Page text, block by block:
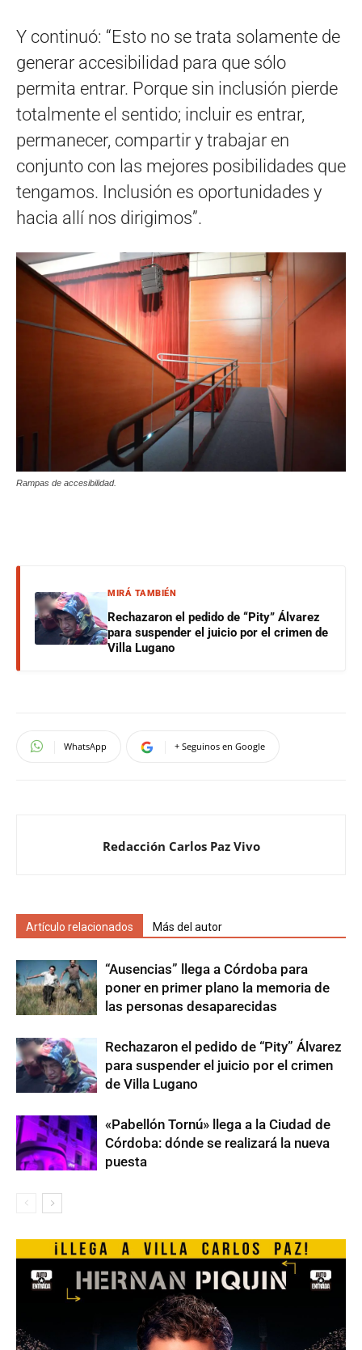
Y continuó: “Esto no se trata solamente de
generar accesibilidad para que sólo
permita entrar. Porque sin inclusión pierde
totalmente el sentido; incluir es entrar,
permanecer, compartir y trabajar en
conjunto con las mejores posibilidades que
tengamos. Inclusión es oportunidades y
hacia allí nos dirigimos”.
Rampas de accesibilidad.
MIRÁ TAMBIÉN
Rechazaron el pedido de “Pity” Álvarez
para suspender el juicio por el crimen de
Villa Lugano
WhatsApp + Seguinos en Google
Redacción Carlos Paz Vivo
Artículo relacionados Más del autor
“Ausencias” llega a Córdoba para
poner en primer plano la memoria de
las personas desaparecidas
Rechazaron el pedido de “Pity” Álvarez
para suspender el juicio por el crimen
de Villa Lugano
«Pabellón Tornú» llega a la Ciudad de
Córdoba: dónde se realizará la nueva
puesta